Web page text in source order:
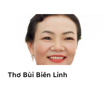
Thơ Bùi Biên Linh